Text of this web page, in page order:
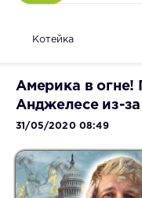
Котейка
Америка в огне!
Анджелесе из-
31/05/2020 08:49